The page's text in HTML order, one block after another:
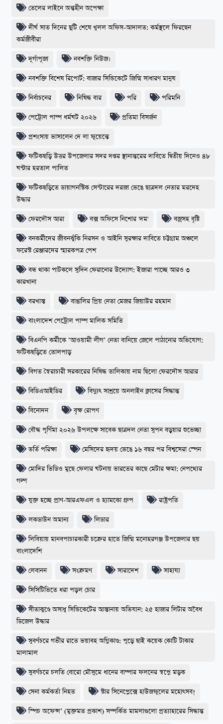
তেলের লাইনে অন্তহীন অপেক্ষা
দীর্ঘ সাত দিনের ছুটি শেষে খুলল অফিস-আদালত: কর্মস্থলে ফিরছেন
কর্মজীবীরা
দূর্গাপূজা নবশক্তি নিউজ।
নবশক্তি বিশেষ রিপোর্ট: বাজার সিন্ডিকেটে জিম্মি সাধারণ মানুষ
নির্বাচনের নিষিদ্ধ বার পরি পরিমনি
পেট্রোল পাম্প ধর্মঘট ২০২৬ প্রতিমা বিসর্জন
প্রশংসায় ভাসালেন দে লা ফুয়েন্তে
ফটিকছড়ি উত্তর উপজেলার সদর দপ্তর স্থানান্তরের দাবিতে দ্বিতীয় দিনেও ৪৮
ঘণ্টার হরতাল পালিত
ফটিকছড়িতে ডায়াগনস্টিক সেন্টারের দরজা ভেঙে ছাত্রদল নেতার মরদেহ
উদ্ধার
ফেরদৌস আরা বক্স অফিসে নিশোর 'দম' বজ্রসহ বৃষ্টি
বনকর্মীদের জীবনঝুঁকি নিরসন ও আইনি সুরক্ষার দাবিতে চট্টগ্রাম অঞ্চলে
ফরেস্ট রেঞ্জারদের স্মারকপত্র পেশ
বন্ধ থাকা পাটকলে সুদিন ফেরানোর উদ্যোগ: ইজারা পাচ্ছে আরও ৩
কারখানা
বরখাস্ত বাঙালির প্রিয় নেতা মেজর জিয়াউর রহমান
বাংলাদেশ পেট্রোল পাম্প মালিক সমিতি
বিএনপি কর্মীকে ‘আওয়ামী লীগ’ নেতা বানিয়ে জেলে পাঠানোর অভিযোগ:
ফটিকছড়িতে তোলপাড়
বিগত স্বৈরাচারী সরকারের নিষিদ্ধ তালিকায় নাম ছিলো ফেরদৌস আরার
বিডিএআইডির বিদ্যুৎ সাশ্রয়ে অনলাইন ক্লাসের সিদ্ধান্ত
বিনোদন বৃক্ষ রোপণ
বৌদ্ধ পূর্ণিমা ২০২৬ উপলক্ষে সাবেক ছাত্রদল নেতা সুপন বড়ুয়ার শুভেচ্ছা
ভর্তি পরিক্ষা মেসিদের হৃদয় ভেঙে ১৬ বছর পর বিশ্বসেরা স্পেন
মোদির ভিডিও মুছে ফেলার ঘটনায় ভারতের কাছে মেটার ক্ষমা: নেপথ্যের
গল্প
যুক্ত হচ্ছে প্রাণ-আরএফএল ও হ্যামকো গ্রুপ রাষ্ট্রপতি
লকডাউন অমান্য লিডার
লিবিয়ায় মানবপাচারকারী চক্রের হাতে জিম্মি মনোহরগঞ্জ উপজেলার ছয়
বাংলাদেশি
লেবানন সংক্রমণ সারাদেশ সাহায্য
সিসিটিভিতে ধরা পড়ল চোর
​সীতাকুণ্ডে অসাধু সিন্ডিকেটের আস্তানায় অভিযান: ২৫ হাজার লিটার অবৈধ
ডিজেল উদ্ধার
সুবর্ণচরে গভীর রাতে ভয়াবহ অগ্নিকাণ্ড: পুড়ে ছাই কয়েক কোটি টাকার
মালামাল
সুবর্ণচরে চলতি বোরো মৌসুমে ধানের বাম্পার ফলনের স্বপ্নে মড়ক
সেনা কর্মকর্তা নিহত স্টার সিনেপ্লেক্সে হাউজফুলের মহোৎসব!
স্পিচ অফেন্স’ (মুক্তমত প্রকাশ) সম্পর্কিত মামলাগুলো প্রত্যাহারের সিদ্ধান্ত